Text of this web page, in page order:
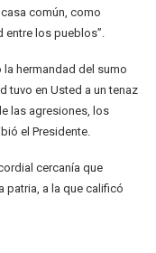
común, como
entre los pueblos”.
hermandad del sumo
tuvo en Usted a un tenaz
las agresiones, los
el Presidente.
cercanía que
patria, a la que calificó